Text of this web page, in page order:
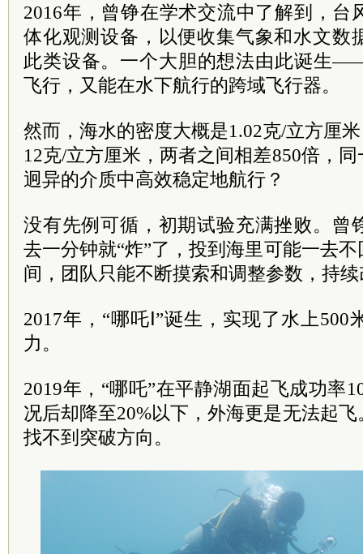
2016年，曾铮在学术交流中了解到，台
体化观测设备，以便收集气象和水文数
此类设备。一个大胆的想法由此诞生
飞行，又能在水下航行的跨域飞行器。
然而，海水的密度大概是1.02克/立方厘
12克/立方厘米，两者之间相差850倍，
迥异的介质中高效稳定地航行？
没有先例可循，初期试验充满挫败。曾
去一分钟就“炸”了，投到海里可能一去
间，团队只能不断摸索和调整参数，持
2017年，“哪吒Ⅰ”诞生，实现了水上500
力。
2019年，“哪吒”在平静湖面起飞成功率
况后却降至20%以下，外海更是无法起
找不到突破方向。